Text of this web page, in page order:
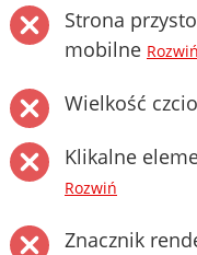
Strona
mobilne Rozwiń
Wielkość
Klikalne
Rozwiń
Znacznik